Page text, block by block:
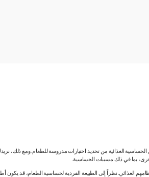
الحساسية الغذائية من تحديد اختيارات مدروسة للطعام. ومع ذلك،
بما في ذلك مسببات الحساسية.
الغذائي. نظراً إلى الطبيعة الفردية لحساسية الطعام، قد يكون